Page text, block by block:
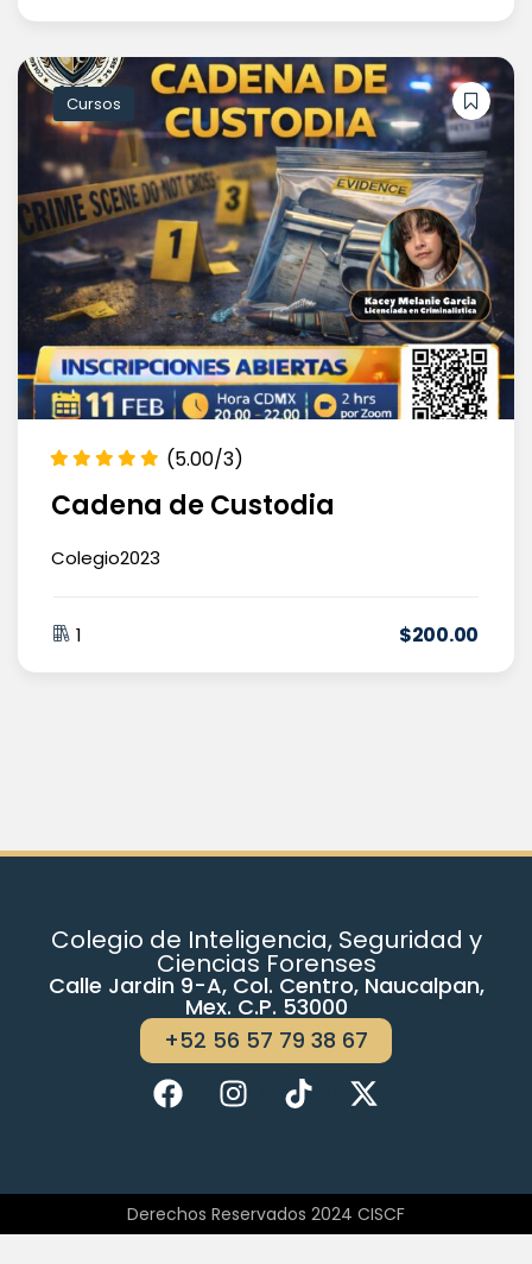
Cursos
(5.00/3)
Cadena de Custodia
Colegio2023
1 $200.00
Colegio de Inteligencia, Seguridad y
Ciencias Forenses
Calle Jardin 9-A, Col. Centro, Naucalpan,
Mex. C.P. 53000
+52 56 57 79 38 67
Derechos Reservados 2024 CISCF